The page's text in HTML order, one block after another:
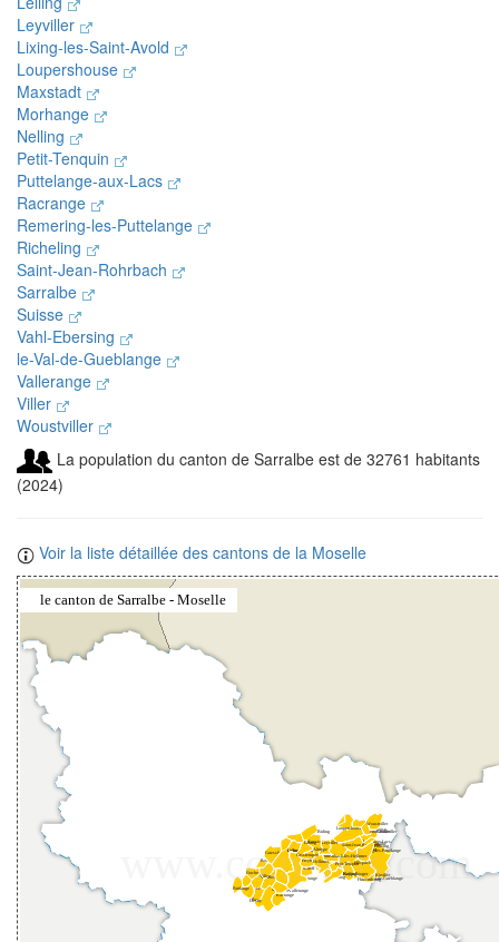
Leyviller
Lixing-les-Saint-Avold
Loupershouse
Maxstadt
Morhange
Nelling
Petit-Tenquin
Puttelange-aux-Lacs
Racrange
Remering-les-Puttelange
Richeling
Saint-Jean-Rohrbach
Sarralbe
Suisse
Vahl-Ebersing
le-Val-de-Gueblange
Vallerange
Viller
Woustviller
La population du canton de Sarralbe est de 32761 habitants
(2024)
Voir la liste détaillée des cantons de la Moselle